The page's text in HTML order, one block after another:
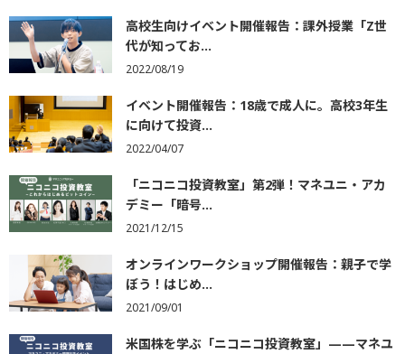
高校生向けイベント開催報告：課外授業「Z世
代が知ってお...
2022/08/19
イベント開催報告：18歳で成人に。高校3年生
に向けて投資...
2022/04/07
「ニコニコ投資教室」第2弾！マネユニ・アカ
デミー「暗号...
2021/12/15
オンラインワークショップ開催報告：親子で学
ぼう！はじめ...
2021/09/01
米国株を学ぶ「ニコニコ投資教室」——マネユ